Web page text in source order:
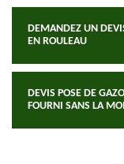
DEMANDEZ UN
EN ROULEAU
DEVIS POSE DE
FOURNI SANS LA